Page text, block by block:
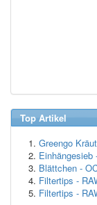
Top Artikel
Greengo
Blättchen -
Filtertips -
Filtertips -